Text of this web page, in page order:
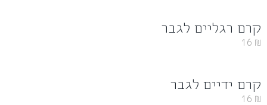
קרם רגליים לגבר
16 ₪
קרם ידיים לגבר
16 ₪